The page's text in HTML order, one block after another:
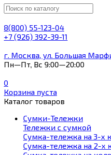
8(800) 55-123-04
+7 (926) 392-39-11
г. Москва, ул. Большая
Пн—Пт, Вс 9:00—20:00
0
Корзина пуста
Каталог товаров
Сумки-Тележки
Тележки с сумкой
Сумка-тележка на 3-х
Сумка-тележка на 2-х